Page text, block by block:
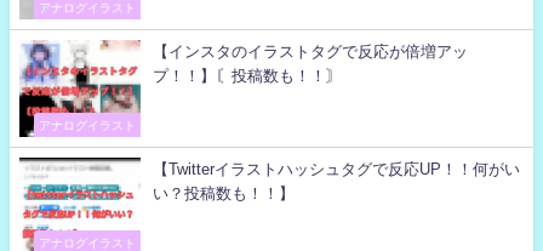
アナログイラスト
アナログイラスト
【インスタのイラストタグで反応が倍増アッ
プ！！】〘投稿数も！！〙
アナログイラスト
【Twitterイラストハッシュタグで反応UP！！何がい
い？投稿数も！！】